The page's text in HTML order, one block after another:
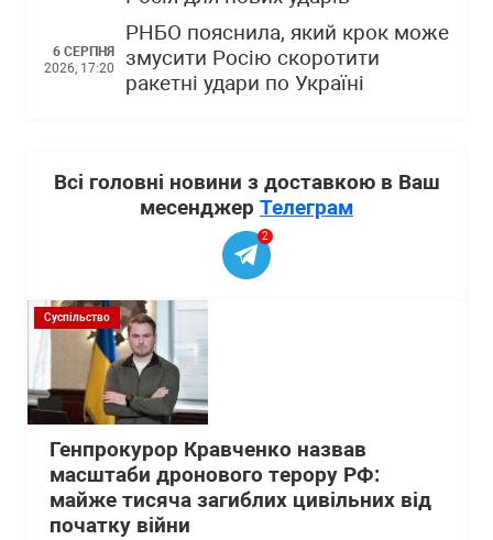
6 СЕРПНЯ
2026, 17:20
РНБО пояснила, який крок може
змусити Росію скоротити
ракетні удари по Україні
Всі головні новини з доставкою в Ваш
месенджер Телеграм
2
Суспільство
Генпрокурор Кравченко назвав
масштаби дронового терору РФ:
майже тисяча загиблих цивільних від
початку війни